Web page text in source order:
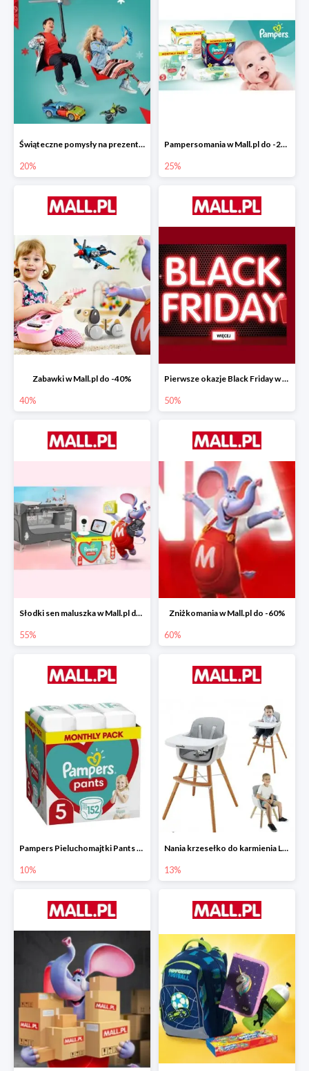
Świąteczne pomysły na prezenty od LEGO w Mall.pl do -20%
20%
Pampersomania w Mall.pl do -25%
25%
Zabawki w Mall.pl do -40%
40%
Pierwsze okazje Black Friday w Mall.pl do -50%
50%
Słodki sen maluszka w Mall.pl do -55%
55%
Zniżkomania w Mall.pl do -60%
60%
Pampers Pieluchomajtki Pants 5 (12-17 kg) 152 szt.
10%
Nania krzesełko do karmienia LUNA 2w1
13%